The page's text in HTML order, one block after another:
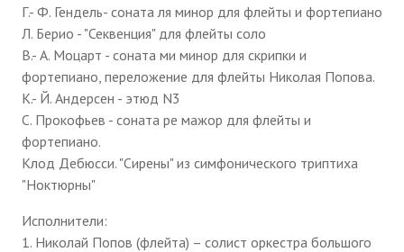
Г.- Ф. Гендель- соната ля минор для флейты и фортепиано
Л. Берио - "Секвенция" для флейты соло
В.- А. Моцарт - соната ми минор для скрипки и
фортепиано, переложение для флейты Николая Попова.
К.- Й. Андерсен - этюд N3
С. Прокофьев - соната ре мажор для флейты и
фортепиано.
Клод Дебюсси. "Сирены" из симфонического триптиха
"Ноктюрны"
Исполнители:
1. Николай Попов (флейта) – солист оркестра большого